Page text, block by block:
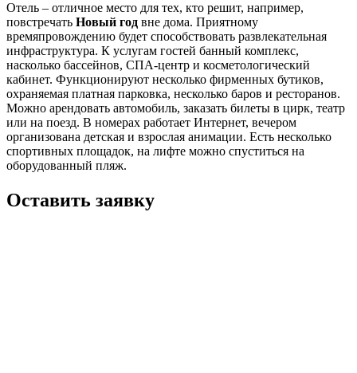
Отель – отличное место для тех, кто решит, например,
повстречать Новый год вне дома. Приятному
времяпровождению будет способствовать развлекательная
инфраструктура. К услугам гостей банный комплекс,
насколько бассейнов, СПА-центр и косметологический
кабинет. Функционируют несколько фирменных бутиков,
охраняемая платная парковка, несколько баров и ресторанов.
Можно арендовать автомобиль, заказать билеты в цирк, театр
или на поезд. В номерах работает Интернет, вечером
организована детская и взрослая анимации. Есть несколько
спортивных площадок, на лифте можно спуститься на
оборудованный пляж.
Оставить заявку